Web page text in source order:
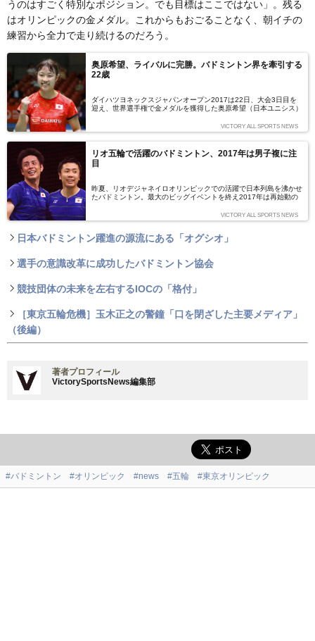
うのはすごく特別なポジション。でも目標はここではない」。残る
はオリンピックの金メダル。これからもおごることなく、朝イチの
練習から全力で走り続けるのだろう。
奥原希望、ライバルに完勝。バドミントン界を牽引する
22歳
ダイハツヨネックスジャパンオープン2017は22日、大会3日目を
迎え、世界選手権で金メダルを獲得した奥原希望（日本ユニシス）
誇るライバルを相手にストレート勝ちを収め、ベスト8に勝ち進ん
だ奥原は、日本のバドミントン界を力強く牽引している。
VICTORY ALL SPORTS NEWS
リオ五輪で活躍のバドミントン、2017年は男子複に注
目
昨夏、リオデジャネイロオリンピックでの活躍で日本列島を沸かせ
たバドミントン。最大のビッグイベントを終え2017年は再始動の
啓悟、嘉村健士組と遠藤由大、渡辺勇大組の2組が、2020年東京オ
リンピックへの戦いを早くも始めている。
VICTORY ALL SPORTS NEWS
日本バドミントン躍進の源流にある「オグシオ」
選手の意識改革に成功したバドミントン協会
競技団体の未来を左右するIOCの「格付」
［東京五輪危機］玉木正之の警鐘「口を閉ざした主要メディア」
（後編）
著者プロフィール
VictorySportsNews編集部
#バドミントン #オリンピック #news #五輪 #東京オリンピック